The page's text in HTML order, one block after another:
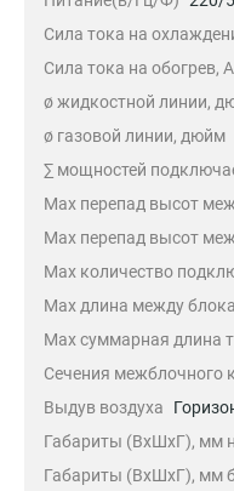
Сила тока на
Сила тока на обогрев, А
ø жидкостной линии,
ø газовой линии, дюйм
∑ мощностей
Max перепад высот
Max перепад высот
Max количество
Max длина между
Max суммарная длина
Сечения межблочного
Выдув воздуха
Габариты (ВxШxГ), мм
Габариты (ВxШxГ), мм